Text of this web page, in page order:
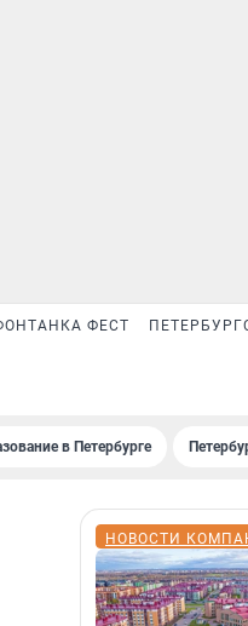
ФЕСТ
в Петербурге
НОВОСТИ